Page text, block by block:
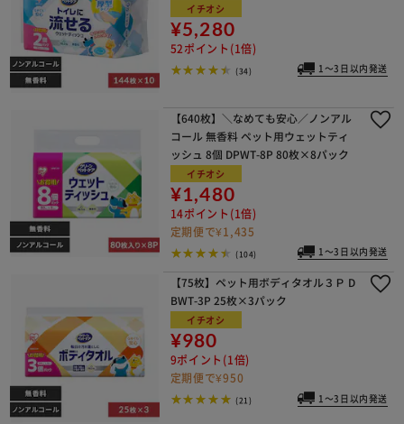
イチオシ
¥5,280
52ポイント(1倍)
(34) 1～3日以内発送
【640枚】＼なめても安心／ノンアル
コール 無香料 ペット用ウェットティ
ッシュ 8個 DPWT-8P 80枚×8パック
イチオシ
¥1,480
14ポイント(1倍)
定期便で¥1,435
(104) 1～3日以内発送
【75枚】ペット用ボディタオル３Ｐ D
BWT-3P 25枚×3パック
イチオシ
¥980
9ポイント(1倍)
定期便で¥950
(21) 1～3日以内発送
カートに入れる 購入手続きへ